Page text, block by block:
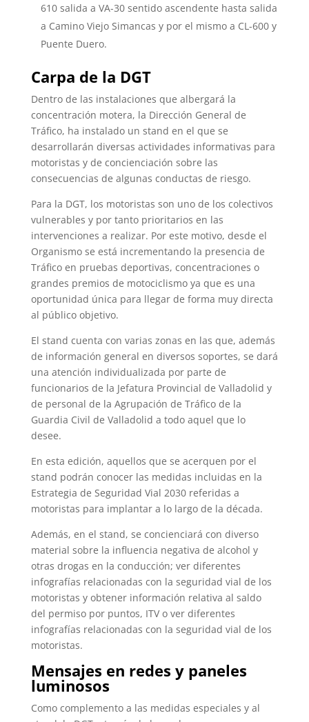
610 salida a VA-30 sentido ascendente hasta salida
a Camino Viejo Simancas y por el mismo a CL-600 y
Puente Duero.
Carpa de la DGT
Dentro de las instalaciones que albergará la
concentración motera, la Dirección General de
Tráfico, ha instalado un stand en el que se
desarrollarán diversas actividades informativas para
motoristas y de concienciación sobre las
consecuencias de algunas conductas de riesgo.
Para la DGT, los motoristas son uno de los colectivos
vulnerables y por tanto prioritarios en las
intervenciones a realizar. Por este motivo, desde el
Organismo se está incrementando la presencia de
Tráfico en pruebas deportivas, concentraciones o
grandes premios de motociclismo ya que es una
oportunidad única para llegar de forma muy directa
al público objetivo.
El stand cuenta con varias zonas en las que, además
de información general en diversos soportes, se dará
una atención individualizada por parte de
funcionarios de la Jefatura Provincial de Valladolid y
de personal de la Agrupación de Tráfico de la
Guardia Civil de Valladolid a todo aquel que lo
desee.
En esta edición, aquellos que se acerquen por el
stand podrán conocer las medidas incluidas en la
Estrategia de Seguridad Vial 2030 referidas a
motoristas para implantar a lo largo de la década.
Además, en el stand, se concienciará con diverso
material sobre la influencia negativa de alcohol y
otras drogas en la conducción; ver diferentes
infografías relacionadas con la seguridad vial de los
motoristas y obtener información relativa al saldo
del permiso por puntos, ITV o ver diferentes
infografías relacionadas con la seguridad vial de los
motoristas.
Mensajes en redes y paneles
luminosos
Como complemento a las medidas especiales y al